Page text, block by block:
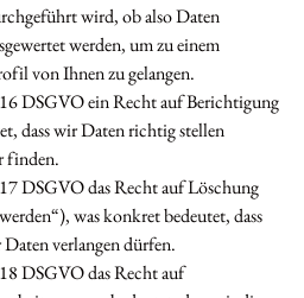
wird, ob also Daten
werden, um zu einem
von Ihnen zu gelangen.
DSGVO ein Recht auf Berichtigung
dass wir Daten richtig stellen
finden.
DSGVO das Recht auf Löschung
was konkret bedeutet, dass
verlangen dürfen.
DSGVO das Recht auf